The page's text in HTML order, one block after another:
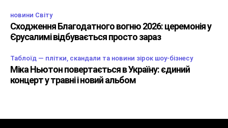
новини Світу
Сходження Благодатного вогню 2026: церемонія у
Єрусалимі відбувається просто зараз
Таблоїд — плітки, скандали та новини зірок шоу-бізнесу
Міка Ньютон повертається в Україну: єдиний
концерт у травні і новий альбом